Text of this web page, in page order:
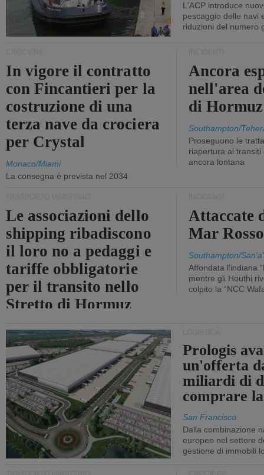
L'ACP introduce
pescaggio delle navi
riduzioni del numero
In vigore il contratto
con Fincantieri per la
costruzione di una
terza nave da crociera
per Crystal
Monaco/Miami
La consegna è prevista nel 2034
Ancora
nell'area
di Hormuz
Southampton/
Proseguono le
riapertura ai
ancora lontana
Le associazioni dello
shipping ribadiscono
il loro no a pedaggi e
tariffe obbligatorie
per il transito nello
Stretto di Hormuz
Attaccate
Mar Rosso
Southampton/
Affondata l'indiana
mentre gli Houthi
colpito la “NCC
Prologis
un'offerta
miliardi di
comprare
San Francisco
Dalla combinazione
europeo nel settore
gestione di immobili